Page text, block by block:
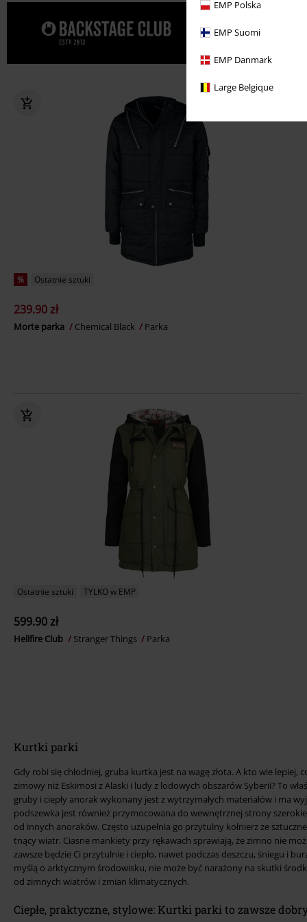
EMP Polska
EMP Suomi
EMP Danmark
Large Belgique
Spraw
% Ostatnie sztuki
239.90 zł
Morte parka Chemical Black Parka
Ostatnie sztuki TYLKO w EMP
599.90 zł
Hellfire Club Stranger Things Parka
Kurtki parki
Gdy robi się chłodniej, gruba kurtka jest na wagę złota. A kto wie lepiej,
zimowy niż Eskimosi z Alaski i ludy z lodowych obszarów Syberii? To
gruby i ciepły anorak wykonany jest z wytrzymałych materiałów i ma
podszewka jest również przymocowana do wewnętrznej strony
od innych anoraków. Często uzupełnia go przytulny kołnierz ze
tnący wiatr. Ciasne mankiety przy rękawach sprawiają, że zimno nie
zawsze będzie Ci przytulnie i ciepło, nawet podczas deszczu, śniegu i
myślą o arktycznym środowisku, nie może być narażony na skutki
od zimnych wiatrów i zmian klimatycznych.
Ciepłe, praktyczne, stylowe: Kurtki parki to zawsze